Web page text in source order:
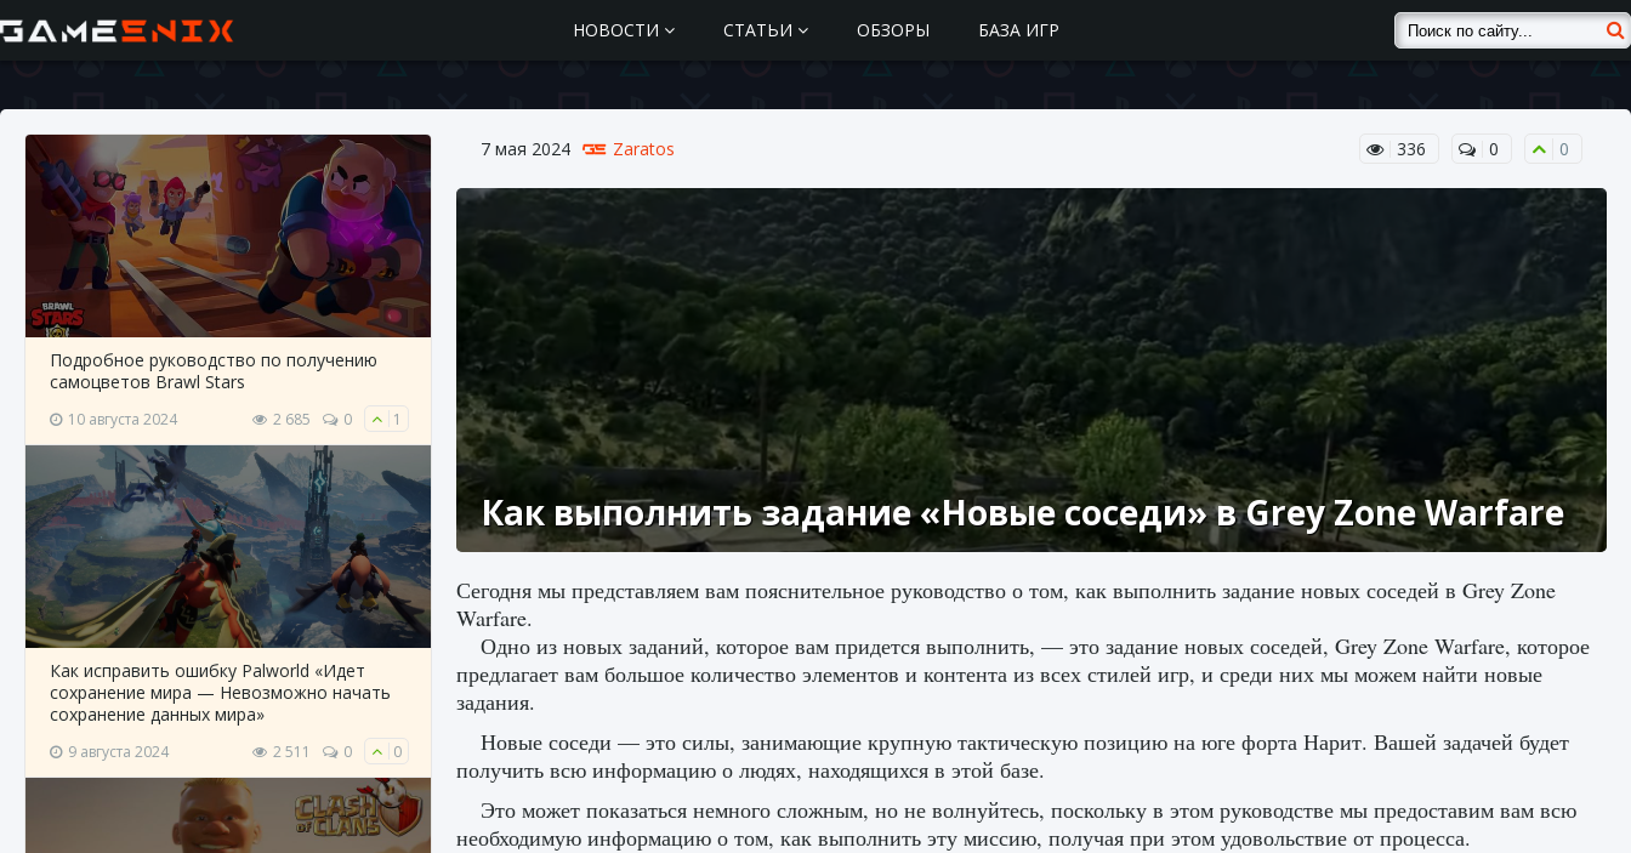
НОВОСТИ СТАТЬИ ОБЗОРЫ БАЗА ИГР
Подробное руководство по получению
самоцветов Brawl Stars
10 августа 2024 2 685 0 1
Как исправить ошибку Palworld «Идет
сохранение мира — Невозможно начать
сохранение данных мира»
9 августа 2024 2 511 0 0
7 мая 2024 Zaratos 336 0 0
Как выполнить задание «Новые соседи» в Grey Zone Warfare
Сегодня мы представляем вам пояснительное руководство о том, как выполнить задание новых соседей в Grey Zone
Warfare.
Одно из новых заданий, которое вам придется выполнить, — это задание новых соседей, Grey Zone Warfare, которое
предлагает вам большое количество элементов и контента из всех стилей игр, и среди них мы можем найти новые
задания.
Новые соседи — это силы, занимающие крупную тактическую позицию на юге форта Нарит. Вашей задачей будет
получить всю информацию о людях, находящихся в этой базе.
Это может показаться немного сложным, но не волнуйтесь, поскольку в этом руководстве мы предоставим вам всю
необходимую информацию о том, как выполнить эту миссию, получая при этом удовольствие от процесса.